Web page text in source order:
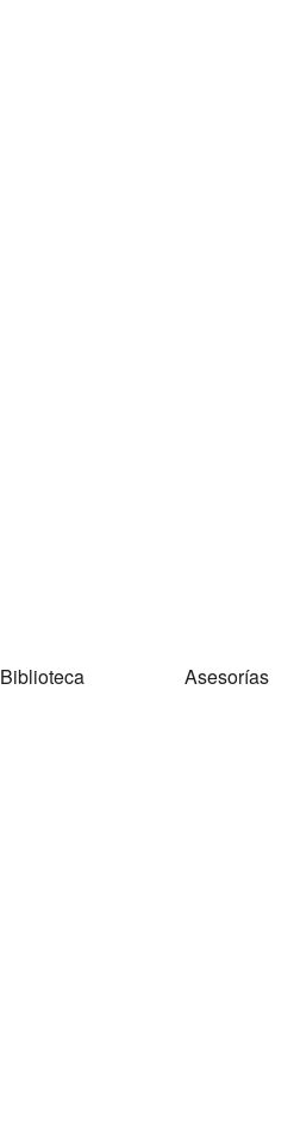
Biblioteca Asesorías